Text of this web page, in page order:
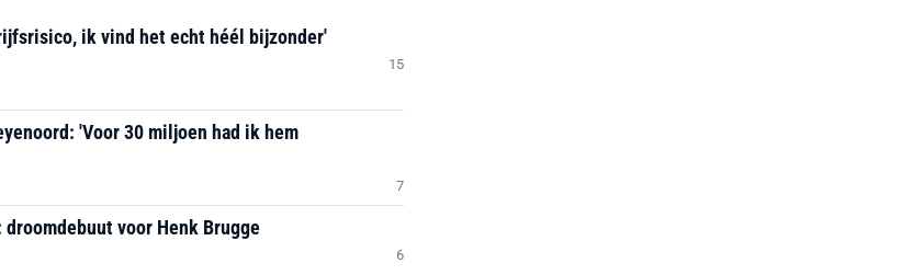
ik vind het echt héél bijzonder'
15
'Voor 30 miljoen had ik hem
7
voor Henk Brugge
6